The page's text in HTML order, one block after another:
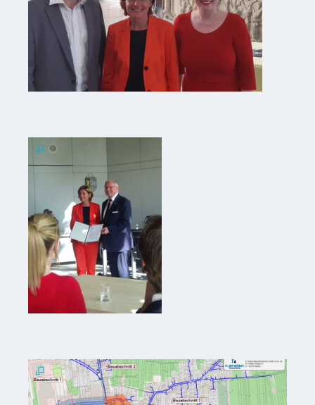
Wandern/Nord.Walking
Radfahren
und VHS
Genuss
Fest um
den
Wein
Weinprinzessin
Sektgüter,
Destillerien